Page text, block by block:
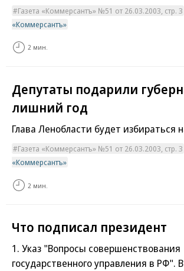
Газета «Коммерсантъ» №51 от 26.03.2003, стр. 3
«Коммерсантъ»
2 мин.
Депутаты подарили
лишний год
Глава Ленобласти будет избираться
Газета «Коммерсантъ» №51 от 26.03.2003, стр. 3
«Коммерсантъ»
2 мин.
Что подписал президент
1. Указ "Вопросы совершенствования
государственного управления в РФ".